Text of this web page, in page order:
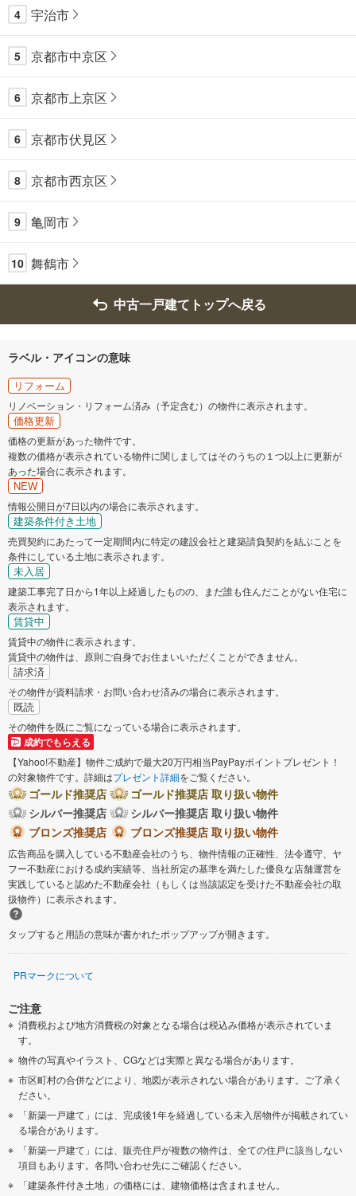
4 宇治市
5 京都市中京区
6 京都市上京区
6 京都市伏見区
8 京都市西京区
9 亀岡市
10 舞鶴市
中古一戸建てトップへ戻る
ラベル・アイコンの意味
リフォーム
リノベーション・リフォーム済み（予定含む）の物件に表示されます。
価格更新
価格の更新があった物件です。
複数の価格が表示されている物件に関しましてはそのうちの１つ以上に更新が
あった場合に表示されます。
NEW
情報公開日が7日以内の場合に表示されます。
建築条件付き土地
売買契約にあたって一定期間内に特定の建設会社と建築請負契約を結ぶことを
条件にしている土地に表示されます。
未入居
建築工事完了日から1年以上経過したものの、まだ誰も住んだことがない住宅に
表示されます。
賃貸中
賃貸中の物件に表示されます。
賃貸中の物件は、原則ご自身でお住まいいただくことができません。
請求済
その物件が資料請求・お問い合わせ済みの場合に表示されます。
既読
その物件を既にご覧になっている場合に表示されます。
成約でもらえる
【Yahoo!不動産】物件ご成約で最大20万円相当PayPayポイントプレゼント！
の対象物件です。詳細はプレゼント詳細をご覧ください。
ゴールド推奨店
ゴールド推奨店 取り扱い物件
シルバー推奨店
シルバー推奨店 取り扱い物件
ブロンズ推奨店
ブロンズ推奨店 取り扱い物件
広告商品を購入している不動産会社のうち、物件情報の正確性、法令遵守、ヤ
フー不動産における成約実績等、当社所定の基準を満たした優良な店舗運営を
実践していると認めた不動産会社（もしくは当該認定を受けた不動産会社の取
扱物件）に表示されます。
タップすると用語の意味が書かれたポップアップが開きます。
PRマークについて
ご注意
消費税および地方消費税の対象となる場合は税込み価格が表示されていま
す。
物件の写真やイラスト、CGなどは実際と異なる場合があります。
市区町村の合併などにより、地図が表示されない場合があります。ご了承く
ださい。
「新築一戸建て」には、完成後1年を経過している未入居物件が掲載されてい
る場合があります。
「新築一戸建て」には、販売住戸が複数の物件は、全ての住戸に該当しない
項目もあります。各問い合わせ先にご確認ください。
「建築条件付き土地」の価格には、建物価格は含まれません。